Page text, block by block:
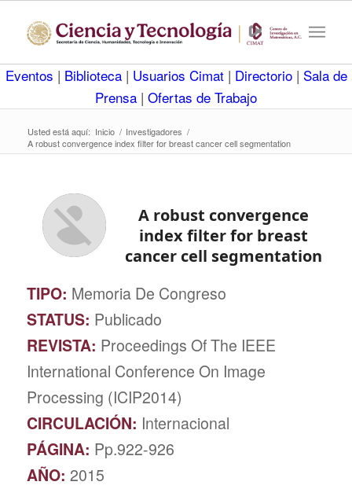
Eventos | Biblioteca | Usuarios Cimat | Directorio | Sala de
Prensa | Ofertas de Trabajo
Usted está aquí: Inicio / Investigadores /
A robust convergence index filter for breast cancer cell segmentation
A robust convergence
index filter for breast
cancer cell segmentation
TIPO: Memoria De Congreso
STATUS: Publicado
REVISTA: Proceedings Of The IEEE
International Conference On Image
Processing (ICIP2014)
CIRCULACIÓN: Internacional
PÁGINA: Pp.922-926
AÑO: 2015